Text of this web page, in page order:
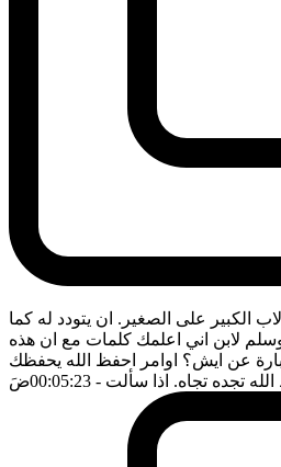
الكبير على الصغير. ان يتودد له كما
لابن اني اعلمك كلمات مع ان هذه
عبارة عن ايش؟ اوامر احفظ الله يحفظك
تجده تجاه. اذا سألت - 00:05:23 ضَ